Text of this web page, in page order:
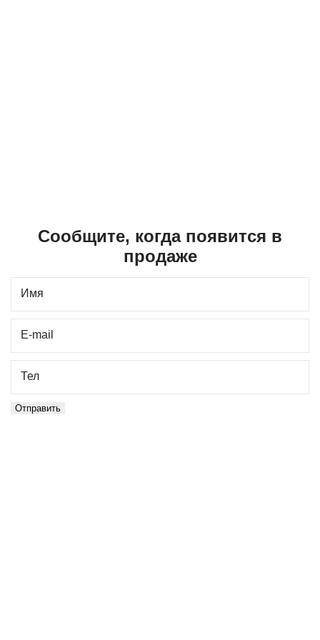
Сообщите, когда появится в
продаже
Имя
E-mail
Тел